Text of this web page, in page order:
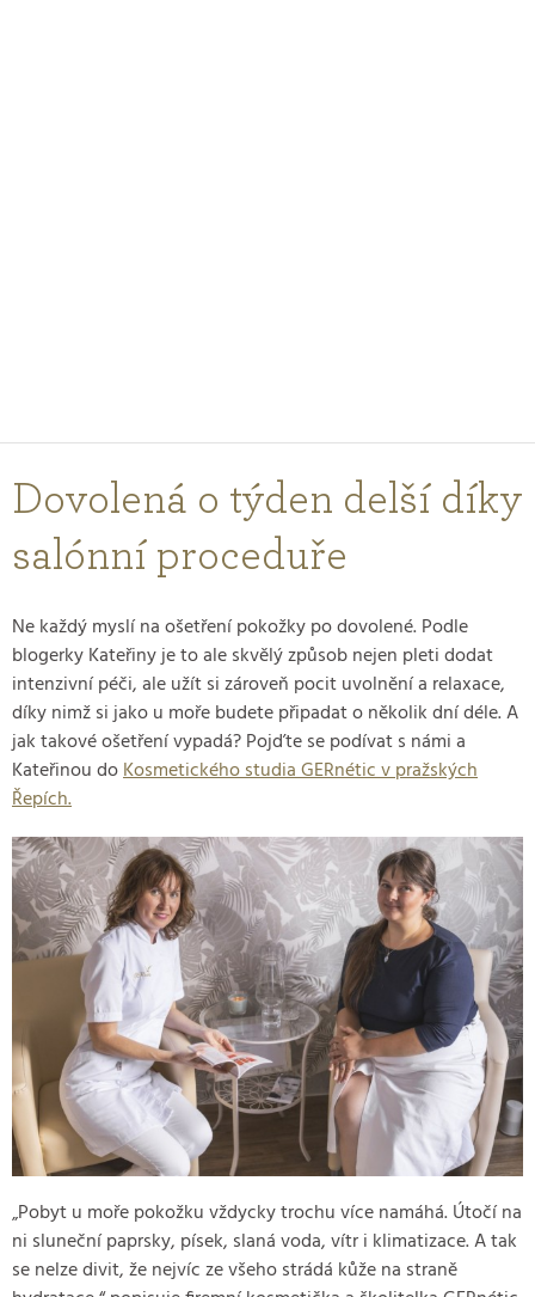
Dovolená o týden delší díky
salónní proceduře
Ne každý myslí na ošetření pokožky po dovolené. Podle
blogerky Kateřiny je to ale skvělý způsob nejen pleti dodat
intenzivní péči, ale užít si zároveň pocit uvolnění a relaxace,
díky nimž si jako u moře budete připadat o několik dní déle. A
jak takové ošetření vypadá? Pojďte se podívat s námi a
Kateřinou doKosmetického studia GERnétic v pražských
Řepích.
„Pobyt u moře pokožku vždycky trochu více namáhá. Útočí na
ni sluneční paprsky, písek, slaná voda, vítr i klimatizace. A tak
se nelze divit, že nejvíc ze všeho strádá kůže na straně